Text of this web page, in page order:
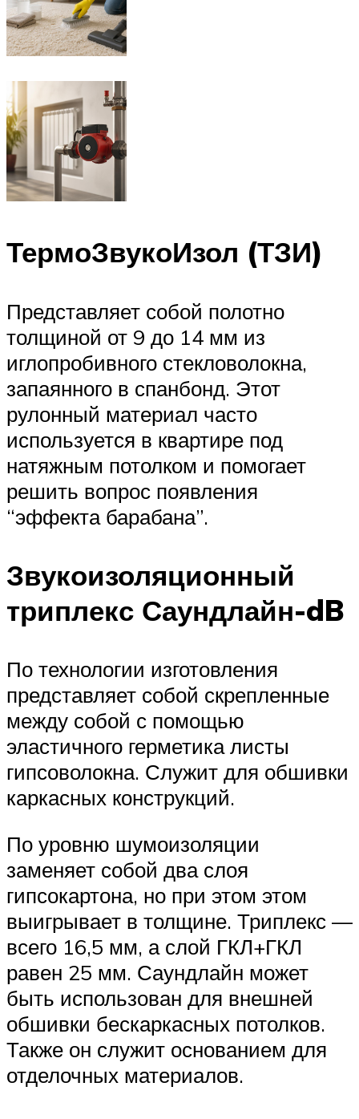
ТермоЗвукоИзол (ТЗИ)
Представляет собой полотно
толщиной от 9 до 14 мм из
иглопробивного стекловолокна,
запаянного в спанбонд. Этот
рулонный материал часто
используется в квартире под
натяжным потолком и помогает
решить вопрос появления
“эффекта барабана”.
Звукоизоляционный
триплекс Саундлайн-dB
По технологии изготовления
представляет собой скрепленные
между собой с помощью
эластичного герметика листы
гипсоволокна. Служит для обшивки
каркасных конструкций.
По уровню шумоизоляции
заменяет собой два слоя
гипсокартона, но при этом этом
выигрывает в толщине. Триплекс —
всего 16,5 мм, а слой ГКЛ+ГКЛ
равен 25 мм. Саундлайн может
быть использован для внешней
обшивки бескаркасных потолков.
Также он служит основанием для
отделочных материалов.